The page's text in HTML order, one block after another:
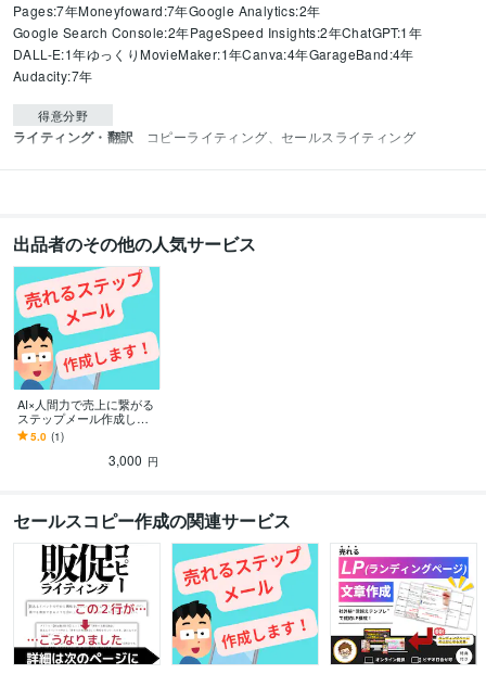
Pages:7年Moneyfoward:7年Google Analytics:2年
Google Search Console:2年PageSpeed Insights:2年ChatGPT:1年
DALL-E:1年ゆっくりMovieMaker:1年Canva:4年GarageBand:4年
Audacity:7年
得意分野
ライティング・翻訳 コピーライティング、セールスライティング
出品者のその他の人気サービス
AI×人間力で売上に繋がる
ステップメール作成しま
す 5日で完成！初心者でも
売れる7通セットステップ
5.0 (1)
3,000 円
セールスコピー作成の関連サービス